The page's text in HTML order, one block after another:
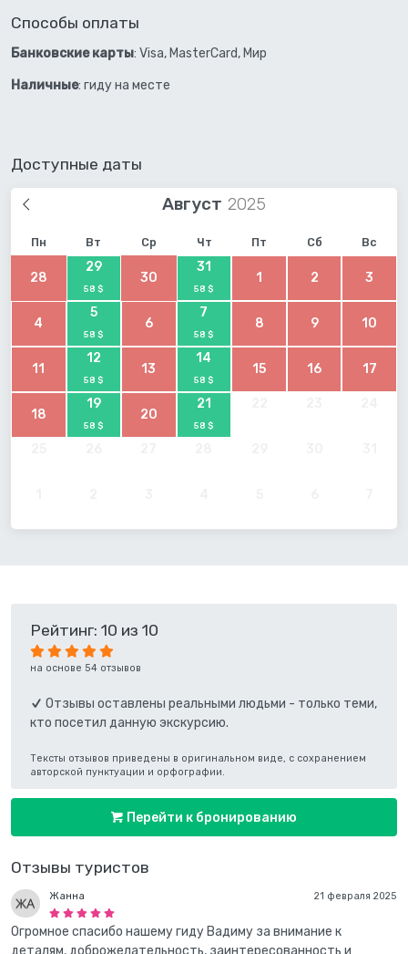
Способы оплаты
Банковские карты: Visa, MasterCard, Мир
Наличные: гиду на месте
Доступные даты
Август
Пн Вт Ср Чт Пт Сб Вс
28
29
58 $
30
31
58 $
1 2 3
4
5
58 $
6
7
58 $
8 9 10
11
12
58 $
13
14
58 $
15 16 17
18
19
58 $
20
21
58 $
Отзывы туристов
21 февраля 2025
Жанна
Огромное спасибо нашему гиду Вадиму за внимание к
деталям, доброжелательность, заинтересованность и
Рейтинг: 10 из 10
на основе 54 отзывов
Отзывы оставлены реальными людьми - только теми,
кто посетил данную экскурсию.
Тексты отзывов приведены в оригинальном виде, с сохранением
авторской пунктуации и орфографии.
Перейти к бронированию